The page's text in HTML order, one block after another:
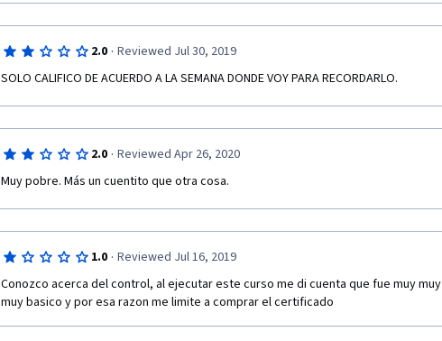
2.0 · Reviewed Jul 30, 2019
SOLO CALIFICO DE ACUERDO A LA SEMANA DONDE VOY PARA RECORDARLO.
2.0 · Reviewed Apr 26, 2020
Muy pobre. Más un cuentito que otra cosa.
1.0 · Reviewed Jul 16, 2019
Conozco acerca del control, al ejecutar este curso me di cuenta que fue muy muy
muy basico y por esa razon me limite a comprar el certificado